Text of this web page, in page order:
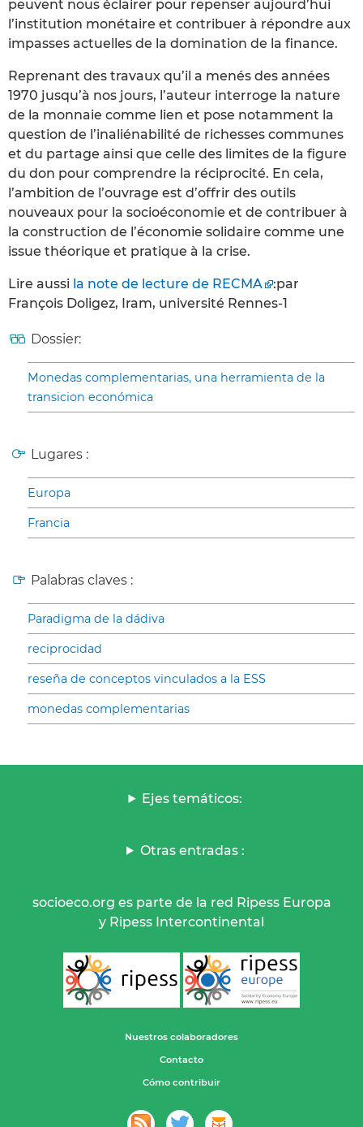
peuvent nous éclairer pour repenser aujourd’hui
l’institution monétaire et contribuer à répondre aux
impasses actuelles de la domination de la finance.
Reprenant des travaux qu’il a menés des années
1970 jusqu’à nos jours, l’auteur interroge la nature
de la monnaie comme lien et pose notamment la
question de l’inaliénabilité de richesses communes
et du partage ainsi que celle des limites de la figure
du don pour comprendre la réciprocité. En cela,
l’ambition de l’ouvrage est d’offrir des outils
nouveaux pour la socioéconomie et de contribuer à
la construction de l’économie solidaire comme une
issue théorique et pratique à la crise.
Lire aussi la note de lecture de RECMA
:par
François Doligez, Iram, université Rennes-1
Dossier:
Monedas complementarias, una herramienta de la
transicion económica
Lugares :
Europa
Francia
Palabras claves :
Paradigma de la dádiva
reciprocidad
reseña de conceptos vinculados a la ESS
monedas complementarias
Ejes temáticos:
Otras entradas :
socioeco.org es parte de la red Ripess Europa
y Ripess Intercontinental
Nuestros colaboradores
Contacto
Cómo contribuir